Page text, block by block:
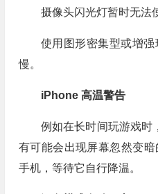
摄像头闪光灯暂时无法
使用图形密集型或增
慢。
iPhone 高温警告
例如在长时间玩游戏时
有可能会出现屏幕忽然变
手机，等待它自行降温。